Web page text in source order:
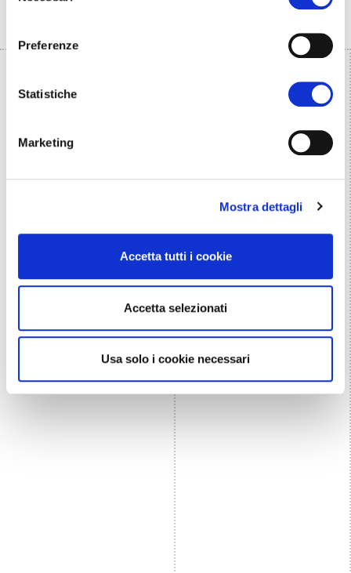
Preferenze
Statistiche
Marketing
Mostra dettagli
Accetta tutti i cookie
Accetta selezionati
Usa solo i cookie necessari